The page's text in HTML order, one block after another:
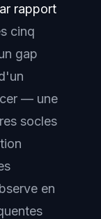
rapport
cinq
gap
— une
socles
en